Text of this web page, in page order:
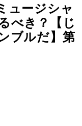
ュージシャ
べき？【じ
ブルだ】第